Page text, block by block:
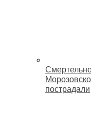
пострадали